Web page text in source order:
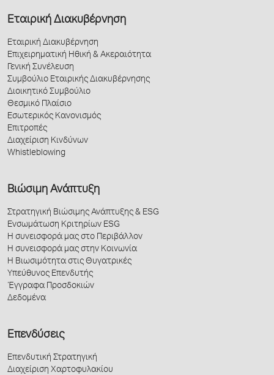
Εταιρική Διακυβέρνηση
Εταιρική Διακυβέρνηση
Επιχειρηματική Ηθική & Ακεραιότητα
Γενική Συνέλευση
Συμβούλιο Εταιρικής Διακυβέρνησης
Διοικητικό Συμβούλιο
Θεσμικό Πλαίσιο
Εσωτερικός Κανονισμός
Επιτροπές
Διαχείριση Κινδύνων
Whistleblowing
Βιώσιμη Ανάπτυξη
Στρατηγική Βιώσιμης Ανάπτυξης & ESG
Ενσωμάτωση Κριτηρίων ESG
Η συνεισφορά μας στο Περιβάλλον
Η συνεισφορά μας στην Κοινωνία
Η Βιωσιμότητα στις Θυγατρικές
Υπεύθυνος Επενδυτής
Έγγραφα Προσδοκιών
Δεδομένα
Επενδύσεις
Επενδυτική Στρατηγική
Διαχείριση Χαρτοφυλακίου